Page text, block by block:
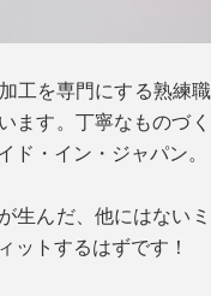
、ちょっとした買い
工を専門にする熟練
ます。丁寧なものづ
ド・イン・ジャパン。
生んだ、他にはない
ットするはずです！